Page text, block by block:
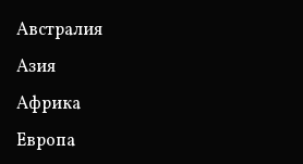
Австралия
Азия
Африка
Европа